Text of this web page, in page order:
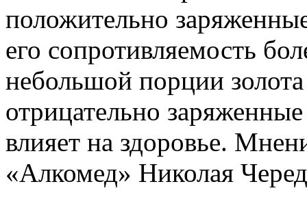
положительно
его сопротивляемость
небольшой порции
отрицательно
влияет на здоровье.
«Алкомед» Николая